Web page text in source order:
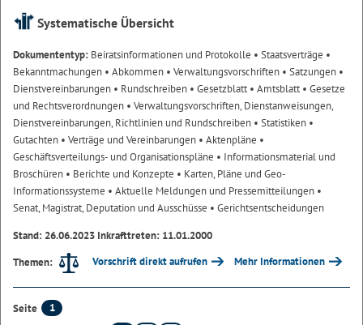
Systematische Übersicht
Dokumententyp: Beiratsinformationen und Protokolle • Staatsverträge •
Bekanntmachungen • Abkommen • Verwaltungsvorschriften • Satzungen •
Dienstvereinbarungen • Rundschreiben • Gesetzblatt• Amtsblatt• Gesetze
und Rechtsverordnungen • Verwaltungsvorschriften, Dienstanweisungen,
Dienstvereinbarungen, Richtlinien und Rundschreiben • Statistiken •
Gutachten • Verträge und Vereinbarungen • Aktenpläne •
Geschäftsverteilungs- und Organisationspläne • Informationsmaterial und
Broschüren • Berichte und Konzepte • Karten, Pläne und Geo-
Informationssysteme • Aktuelle Meldungen und Pressemitteilungen •
Senat, Magistrat, Deputation und Ausschüsse • Gerichtsentscheidungen
Stand: 26.06.2023 Inkrafttreten: 11.01.2000
Themen:
Vorschrift direkt aufrufen Mehr Informationen
Seite
1